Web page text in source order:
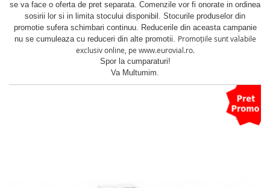
se va face o oferta de pret separata. Comenzile vor fi onorate in ordinea
sosirii lor si in limita stocului disponibil. Stocurile produselor din
promotie sufera schimbari continuu. Reducerile din aceasta campanie
nu se cumuleaza cu reduceri din alte promotii. Promoțiile sunt valabile
exclusiv online, pe www.eurovial.ro.
Spor la cumparaturi!
Va Multumim.